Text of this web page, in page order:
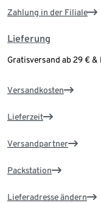
Zahlung in der Filiale
Lieferung
Gratisversand ab 29 € &
Versandkosten
Lieferzeit
Versandpartner
Packstation
Lieferadresse ändern